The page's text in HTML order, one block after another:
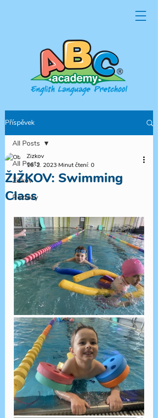
Příspěvek
All Posts
Žižkov
Roztoky
All Posts
ŽIŽKOV: Swimming
Class
Zizkov
16. 2. 2023 Minut čtení: 0